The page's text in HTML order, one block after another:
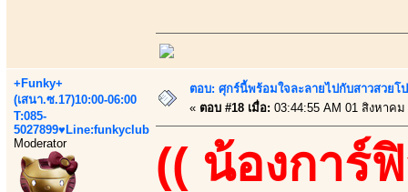
+Funky+
(เสนา.ซ.17)10:00-06:00
T:085-
5027899♥Line:funkyclub
Moderator
ตอบ: ศุกร์นี้พร้อมใจละลายไปกับสาวสวย
« ตอบ #18 เมื่อ: 03:44:55 AM 01 สิงหาคม
(( น้องการ์